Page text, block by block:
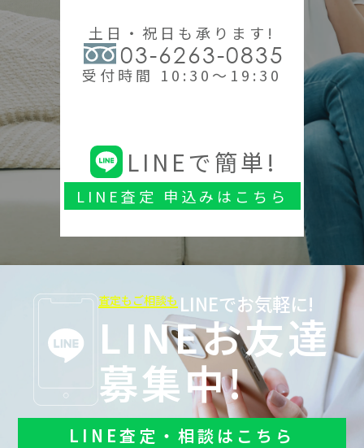
土日・祝日も承ります!
03-6263-0835
受付時間 10:30～19:30
LINEで簡単!
LINE査定 申込みはこちら
査定もご相談も LINEでお気軽に!
LINEお友達
募集中!
LINE査定・相談はこちら